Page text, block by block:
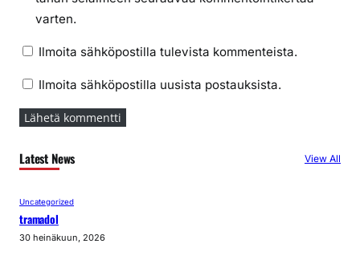
varten.
Ilmoita sähköpostilla tulevista kommenteista.
Ilmoita sähköpostilla uusista postauksista.
Latest News View All
Uncategorized
tramadol
30 heinäkuun, 2026